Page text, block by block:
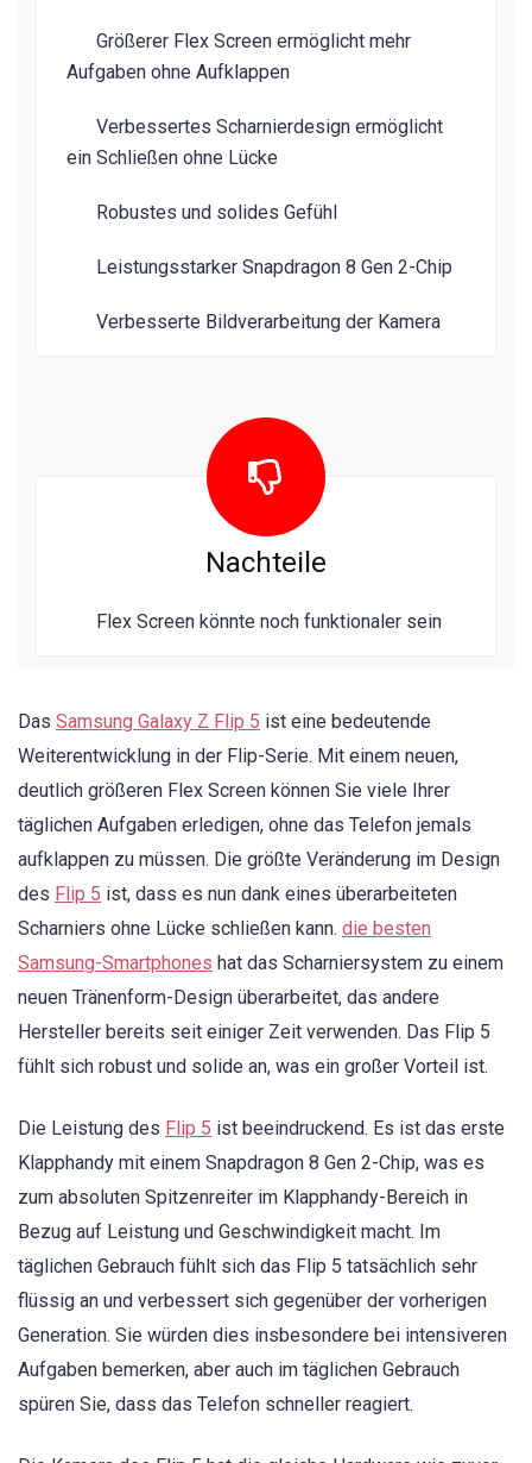
Größerer Flex Screen ermöglicht mehr
Aufgaben ohne Aufklappen
Verbessertes Scharnierdesign ermöglicht
ein Schließen ohne Lücke
Robustes und solides Gefühl
Leistungsstarker Snapdragon 8 Gen 2-Chip
Verbesserte Bildverarbeitung der Kamera
Nachteile
Flex Screen könnte noch funktionaler sein
Das Samsung Galaxy Z Flip 5 ist eine bedeutende
Weiterentwicklung in der Flip-Serie. Mit einem neuen,
deutlich größeren Flex Screen können Sie viele Ihrer
täglichen Aufgaben erledigen, ohne das Telefon jemals
aufklappen zu müssen. Die größte Veränderung im Design
des Flip 5 ist, dass es nun dank eines überarbeiteten
Scharniers ohne Lücke schließen kann. die besten
Samsung-Smartphones hat das Scharniersystem zu einem
neuen Tränenform-Design überarbeitet, das andere
Hersteller bereits seit einiger Zeit verwenden. Das Flip 5
fühlt sich robust und solide an, was ein großer Vorteil ist.
Die Leistung des Flip 5 ist beeindruckend. Es ist das erste
Klapphandy mit einem Snapdragon 8 Gen 2-Chip, was es
zum absoluten Spitzenreiter im Klapphandy-Bereich in
Bezug auf Leistung und Geschwindigkeit macht. Im
täglichen Gebrauch fühlt sich das Flip 5 tatsächlich sehr
flüssig an und verbessert sich gegenüber der vorherigen
Generation. Sie würden dies insbesondere bei intensiveren
Aufgaben bemerken, aber auch im täglichen Gebrauch
spüren Sie, dass das Telefon schneller reagiert.